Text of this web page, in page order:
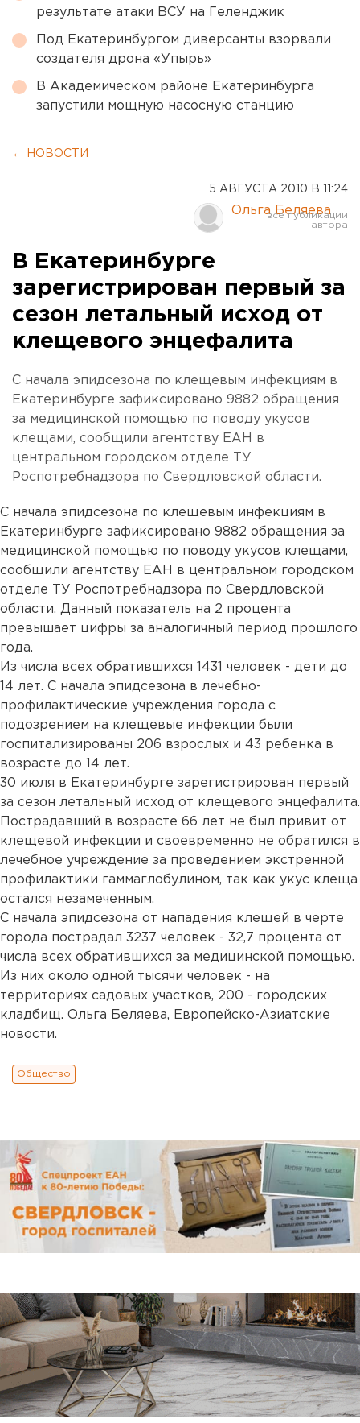
результате атаки ВСУ на Геленджик
Под Екатеринбургом диверсанты взорвали
создателя дрона «Упырь»
В Академическом районе Екатеринбурга
запустили мощную насосную станцию
← НОВОСТИ
5 АВГУСТА 2010 В 11:24
Ольга Беляева
В Екатеринбурге
зарегистрирован первый за
сезон летальный исход от
клещевого энцефалита
С начала эпидсезона по клещевым инфекциям в
Екатеринбурге зафиксировано 9882 обращения
за медицинской помощью по поводу укусов
клещами, сообщили агентству ЕАН в
центральном городском отделе ТУ
Роспотребнадзора по Свердловской области.
С начала эпидсезона по клещевым инфекциям в
Екатеринбурге зафиксировано 9882 обращения за
медицинской помощью по поводу укусов клещами,
сообщили агентству ЕАН в центральном городском
отделе ТУ Роспотребнадзора по Свердловской
области. Данный показатель на 2 процента
превышает цифры за аналогичный период прошлого
года.
Из числа всех обратившихся 1431 человек - дети до
14 лет. С начала эпидсезона в лечебно-
профилактические учреждения города с
подозрением на клещевые инфекции были
госпитализированы 206 взрослых и 43 ребенка в
возрасте до 14 лет.
30 июля в Екатеринбурге зарегистрирован первый
за сезон летальный исход от клещевого энцефалита.
Пострадавший в возрасте 66 лет не был привит от
клещевой инфекции и своевременно не обратился в
лечебное учреждение за проведением экстренной
профилактики гаммаглобулином, так как укус клеща
остался незамеченным.
С начала эпидсезона от нападения клещей в черте
города пострадал 3237 человек - 32,7 процента от
числа всех обратившихся за медицинской помощью.
Из них около одной тысячи человек - на
территориях садовых участков, 200 - городских
кладбищ. Ольга Беляева, Европейско-Азиатские
новости.
Общество